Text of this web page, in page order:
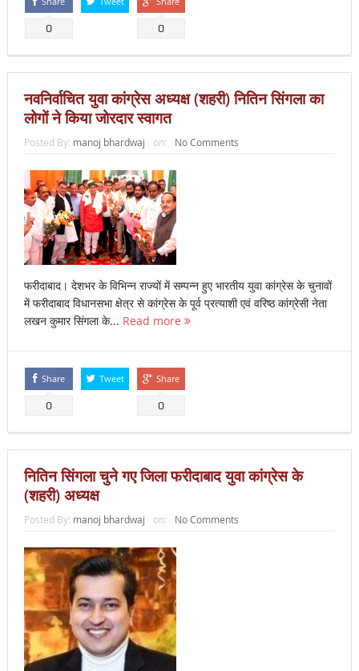
0 0
नवनिर्वाचित युवा कांग्रेस अध्यक्ष (शहरी) नितिन सिंगला का
लोगों ने किया जोरदार स्वागत
Posted By: manoj bhardwaj on: No Comments
फरीदाबाद। देशभर के विभिन्न राज्यों में सम्पन्न हुए भारतीय युवा कांग्रेस के चुनावों
में फरीदाबाद विधानसभा क्षेत्र से कांग्रेस के पूर्व प्रत्याशी एवं वरिष्ठ कांग्रेसी नेता
लखन कुमार सिंगला के... Read more
Share
0
Tweet Share
0
नितिन सिंगला चुने गए जिला फरीदाबाद युवा कांग्रेस के
(शहरी) अध्यक्ष
Posted By: manoj bhardwaj on: No Comments